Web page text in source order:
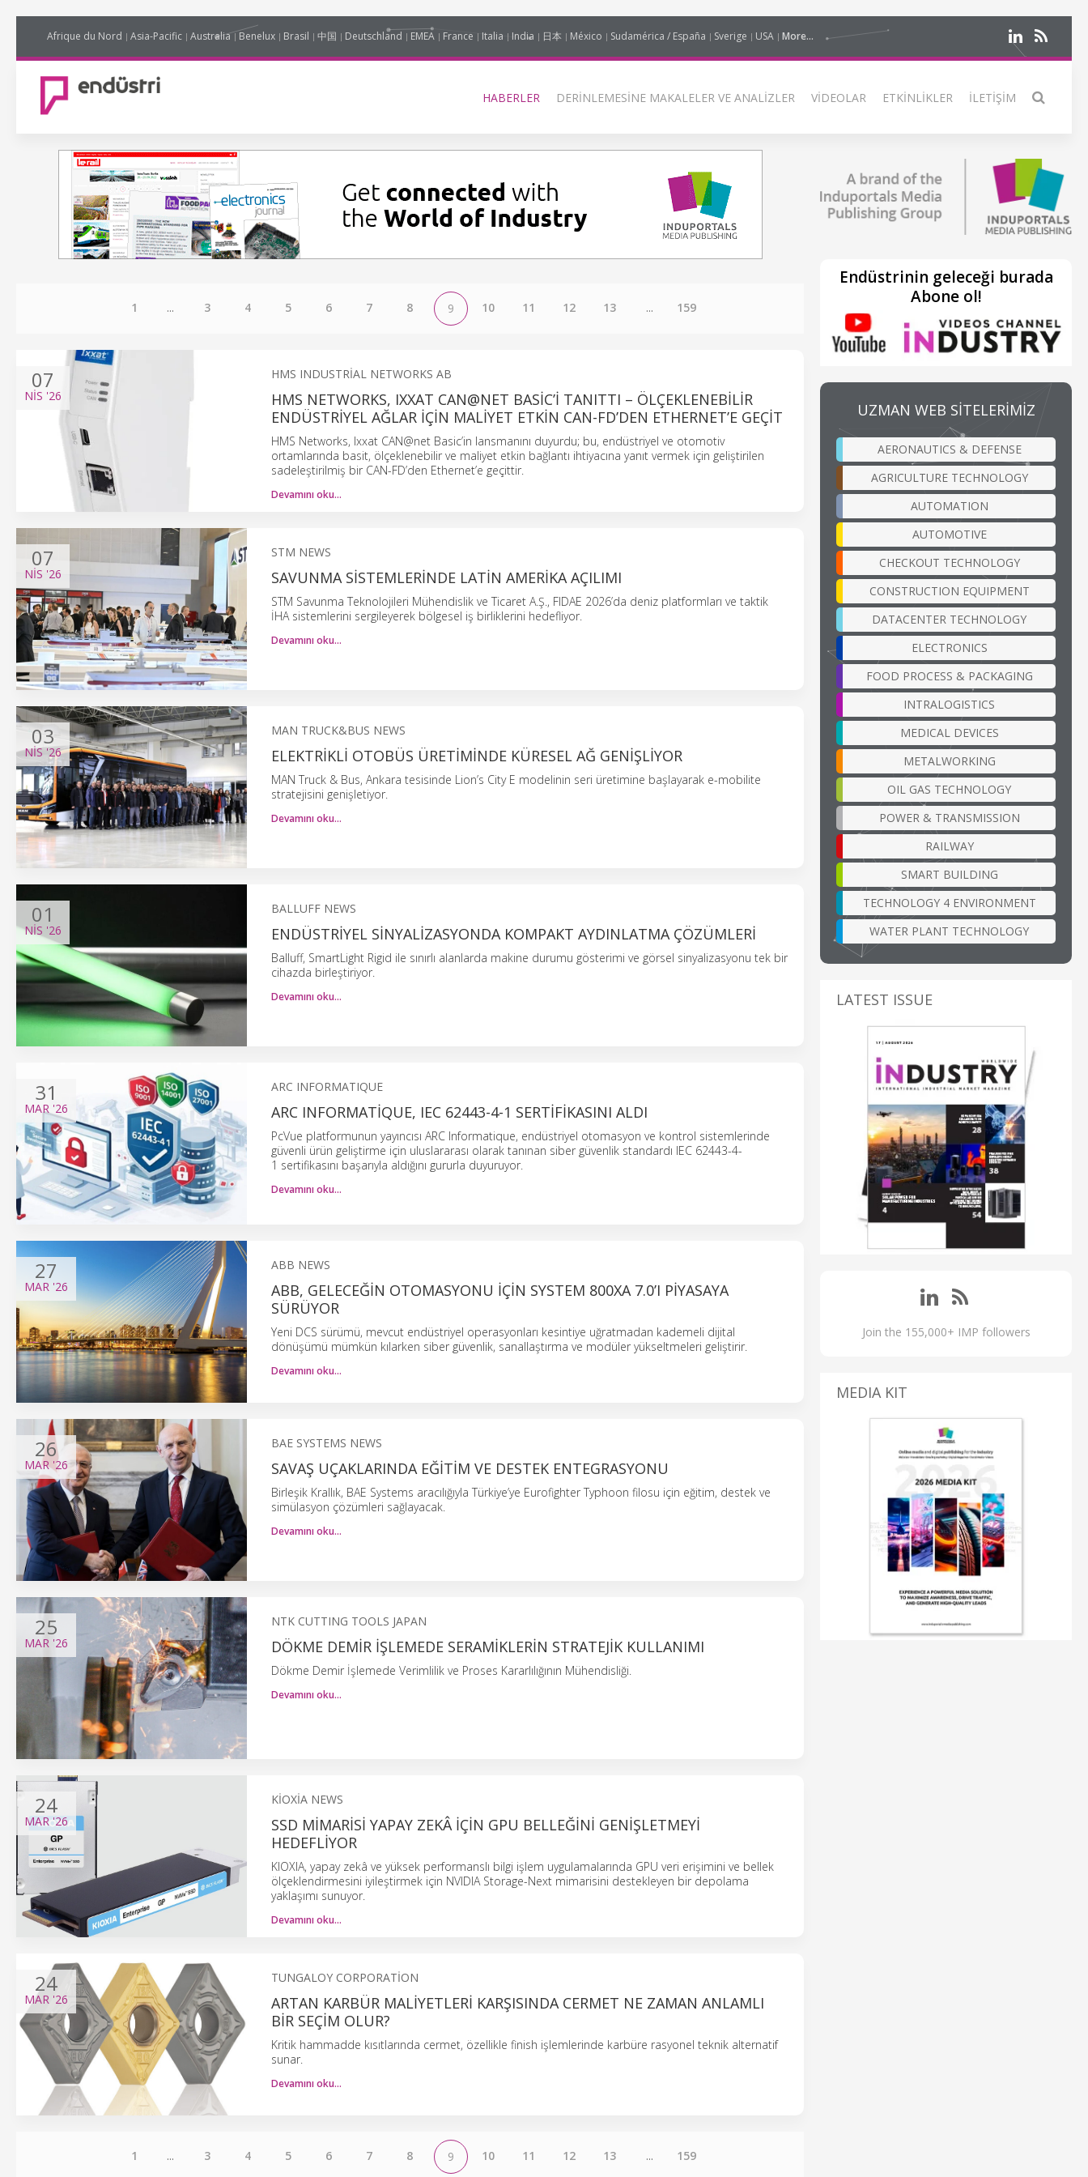
Afrique du Nord Asia-Pacific Australia Benelux Brasil 中国 Deutschland EMEA France Italia India 日本 México Sudamérica / España Sverige USA More...
HABERLER DERINLEMESINE MAKALELER VE ANALIZLER VIDEOLAR ETKINLIKLER İLETIŞIM
1 ... 3 4 5 6 7 8 9 10 11 12 13 ... 159
07
NIS '26
HMS INDUSTRIAL NETWORKS AB
HMS NETWORKS, IXXAT CAN@NET BASIC’I TANITTI – ÖLÇEKLENEBILIR
ENDÜSTRIYEL AĞLAR IÇIN MALIYET ETKIN CAN-FD’DEN ETHERNET’E GEÇIT
HMS Networks, Ixxat CAN@net Basic’in lansmanını duyurdu; bu, endüstriyel ve otomotiv
ortamlarında basit, ölçeklenebilir ve maliyet etkin bağlantı ihtiyacına yanıt vermek için geliştirilen
sadeleştirilmiş bir CAN-FD’den Ethernet’e geçittir.
Devamını oku…
07
NIS '26
STM NEWS
SAVUNMA SISTEMLERINDE LATIN AMERIKA AÇILIMI
STM Savunma Teknolojileri Mühendislik ve Ticaret A.Ş., FIDAE 2026’da deniz platformları ve taktik
İHA sistemlerini sergileyerek bölgesel iş birliklerini hedefliyor.
Devamını oku…
03
NIS'26
MAN TRUCK&BUS NEWS
ELEKTRIKLI OTOBÜS ÜRETIMINDE KÜRESEL AĞ GENIŞLIYOR
MAN Truck & Bus, Ankara tesisinde Lion’s City E modelinin seri üretimine başlayarak e-mobilite
stratejisini genişletiyor.
Devamını oku…
01
NIS '26
BALLUFF NEWS
ENDÜSTRIYEL SINYALIZASYONDA KOMPAKT AYDINLATMA ÇÖZÜMLERI
Balluff, SmartLight Rigid ile sınırlı alanlarda makine durumu gösterimi ve görsel sinyalizasyonu tek bir
cihazda birleştiriyor.
Devamını oku…
31
MAR '26
ARC INFORMATIQUE
ARC INFORMATIQUE, IEC 62443-4-1 SERTIFIKASINI ALDI
PcVue platformunun yayıncısı ARC Informatique, endüstriyel otomasyon ve kontrol sistemlerinde
güvenli ürün geliştirme için uluslararası olarak tanınan siber güvenlik standardı IEC 62443-4-
1 sertifikasını başarıyla aldığını gururla duyuruyor.
Devamını oku…
27
MAR '26
ABB NEWS
ABB, GELECEĞIN OTOMASYONU IÇIN SYSTEM 800XA 7.0’I PIYASAYA
SÜRÜYOR
Yeni DCS sürümü, mevcut endüstriyel operasyonları kesintiye uğratmadan kademeli dijital
dönüşümü mümkün kılarken siber güvenlik, sanallaştırma ve modüler yükseltmeleri geliştirir.
Devamını oku…
26
MAR'26
BAE SYSTEMS NEWS
SAVAŞ UÇAKLARINDA EĞITIM VE DESTEK ENTEGRASYONU
Birleşik Krallık, BAE Systems aracılığıyla Türkiye’ye Eurofighter Typhoon filosu için eğitim, destek ve
simülasyon çözümleri sağlayacak.
Devamını oku…
25
MAR '26
NTK CUTTING TOOLS JAPAN
DÖKME DEMIR İŞLEMEDE SERAMIKLERIN STRATEJIK KULLANIMI
Dökme Demir İşlemede Verimlilik ve Proses Kararlılığının Mühendisliği.
Devamını oku…
24
MAR'26
KIOXIA NEWS
SSD MIMARISI YAPAY ZEKÂ IÇIN GPU BELLEĞINI GENIŞLETMEYI
HEDEFLIYOR
KIOXIA, yapay zekâ ve yüksek performanslı bilgi işlem uygulamalarında GPU veri erişimini ve bellek
ölçeklendirmesini iyileştirmek için NVIDIA Storage-Next mimarisini destekleyen bir depolama
yaklaşımı sunuyor.
Devamını oku…
24
MAR '26
TUNGALOY CORPORATION
ARTAN KARBÜR MALIYETLERI KARŞISINDA CERMET NE ZAMAN ANLAMLI
BIR SEÇIM OLUR?
Kritik hammadde kısıtlarında cermet, özellikle finish işlemlerinde karbüre rasyonel teknik alternatif
sunar.
Devamını oku…
1 ... 3 4 5 6 7 8 9 10 11 12 13 ... 159
Endüstrinin geleceği burada
Abone ol!
UZMAN WEB SİTELERİMİZ
AERONAUTICS & DEFENSE
AGRICULTURE TECHNOLOGY
AUTOMATION
AUTOMOTIVE
CHECKOUT TECHNOLOGY
CONSTRUCTION EQUIPMENT
DATACENTER TECHNOLOGY
ELECTRONICS
FOOD PROCESS & PACKAGING
INTRALOGISTICS
MEDICAL DEVICES
METALWORKING
OIL GAS TECHNOLOGY
POWER & TRANSMISSION
RAILWAY
SMART BUILDING
TECHNOLOGY 4 ENVIRONMENT
WATER PLANT TECHNOLOGY
LATEST ISSUE
Join the 155,000+ IMP followers
MEDIA KIT